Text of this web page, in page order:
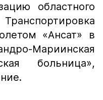
областного
«Ансат» в
Мариинская
больница»,